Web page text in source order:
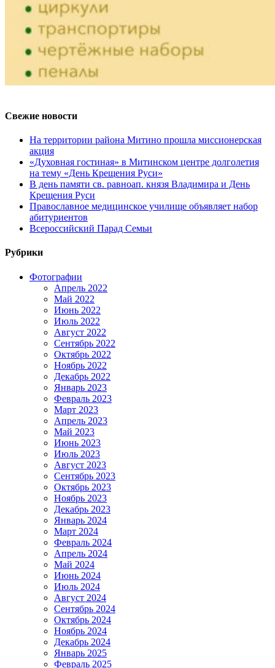
Свежие новости
На территории района Митино прошла миссионерская
акция
«Духовная гостиная» в Митинском центре долголетия
на тему «День Крещения Руси»
В день памяти св. равноап. князя Владимира и День
Крещения Руси
Православное медицинское училище объявляет набор
абитуриентов
Всероссийский Парад Семьи
Рубрики
Фотографии
Апрель 2022
Май 2022
Июнь 2022
Июль 2022
Август 2022
Сентябрь 2022
Октябрь 2022
Ноябрь 2022
Декабрь 2022
Январь 2023
Февраль 2023
Март 2023
Апрель 2023
Май 2023
Июнь 2023
Июль 2023
Август 2023
Сентябрь 2023
Октябрь 2023
Ноябрь 2023
Декабрь 2023
Январь 2024
Март 2024
Февраль 2024
Апрель 2024
Май 2024
Июнь 2024
Июль 2024
Август 2024
Сентябрь 2024
Октябрь 2024
Ноябрь 2024
Декабрь 2024
Январь 2025
Февраль 2025